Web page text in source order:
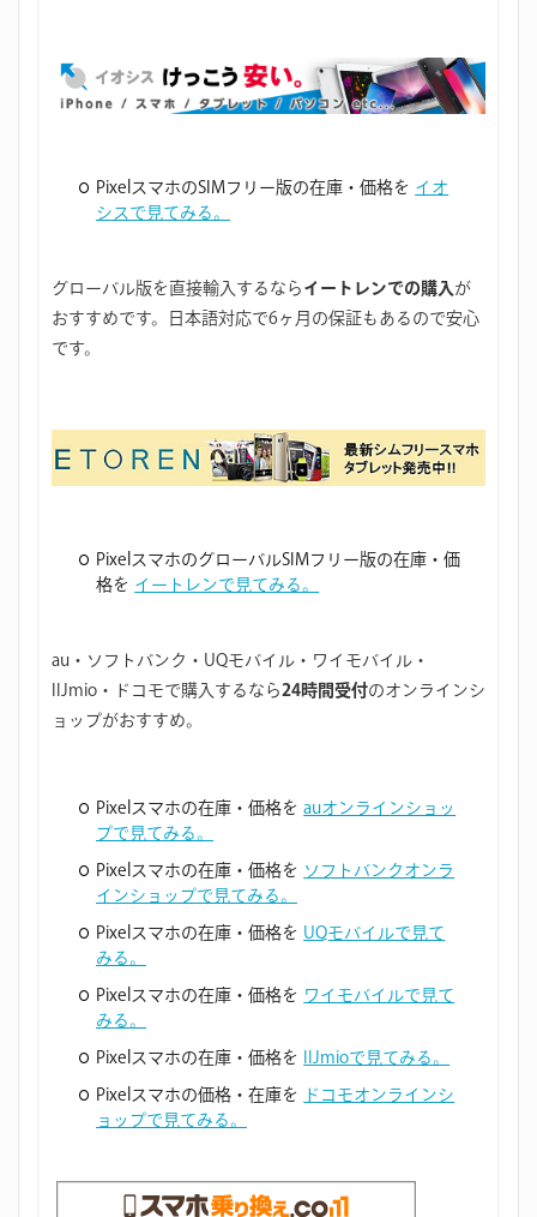
PixelスマホのSIMフリー版の在庫・価格を イオ
シスで見てみる。
グローバル版を直接輸入するなら イートレンでの購入 が
おすすめです。日本語対応で6ヶ月の保証もあるので安心
です。
PixelスマホのグローバルSIMフリー版の在庫・価
格を イートレンで見てみる。
au・ソフトバンク・UQモバイル・ワイモバイル・
IIJmio・ドコモで購入するなら 24時間受付のオンラインシ
ョップがおすすめ。
Pixelスマホの在庫・価格を auオンラインショッ
プで見てみる。
Pixelスマホの在庫・価格を ソフトバンクオンラ
インショップで見てみる。
Pixelスマホの在庫・価格を UQモバイルで見て
みる。
Pixelスマホの在庫・価格を ワイモバイルで見て
みる。
Pixelスマホの在庫・価格を IIJmioで見てみる。
Pixelスマホの価格・在庫を
ドコモオンラインシ
ョップで見てみる。